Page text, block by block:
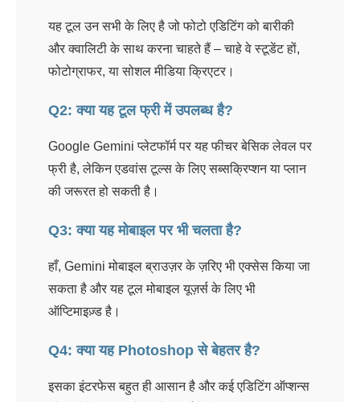
यह टूल उन सभी के लिए है जो फोटो एडिटिंग को बारीकी
और क्वालिटी के साथ करना चाहते हैं – चाहे वे स्टूडेंट हों,
फोटोग्राफर, या सोशल मीडिया क्रिएटर।
Q2: क्या यह टूल फ्री में उपलब्ध है?
Google Gemini प्लेटफॉर्म पर यह फीचर बेसिक लेवल पर
फ्री है, लेकिन एडवांस टूल्स के लिए सब्सक्रिप्शन या प्लान
की जरूरत हो सकती है।
Q3: क्या यह मोबाइल पर भी चलता है?
हाँ, Gemini मोबाइल ब्राउज़र के ज़रिए भी एक्सेस किया जा
सकता है और यह टूल मोबाइल यूज़र्स के लिए भी
ऑप्टिमाइज़्ड है।
Q4: क्या यह Photoshop से बेहतर है?
इसका इंटरफेस बहुत ही आसान है और कई एडिटिंग ऑप्शन्स